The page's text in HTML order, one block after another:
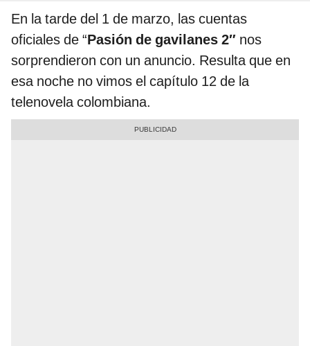
En la tarde del 1 de marzo, las cuentas
oficiales de “Pasión de gavilanes 2″ nos
sorprendieron con un anuncio. Resulta que en
esa noche no vimos el capítulo 12 de la
telenovela colombiana.